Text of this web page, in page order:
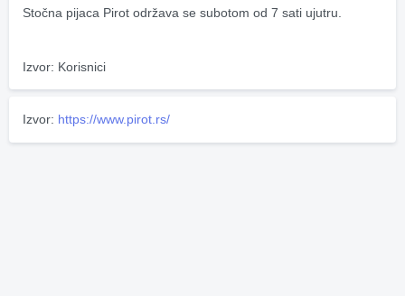
Stočna pijaca Pirot održava se subotom od 7 sati ujutru.
Izvor: Korisnici
Izvor: https://www.pirot.rs/